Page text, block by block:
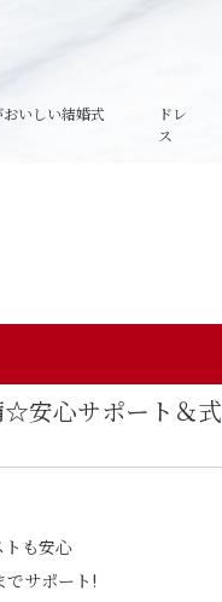
いしい結婚式
ドレ
ス
安心サポート＆式
も安心
でサポート!